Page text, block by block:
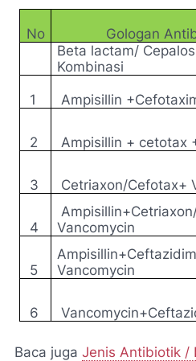
No Gologan
Beta lactam/
Kombinasi
1 Ampisillin
2 Ampisillin + cetotax
3 Cetriaxon/Cefotax+
4
Vancomycin
5
Vancomycin
6
Baca juga Jenis Antibiotik /